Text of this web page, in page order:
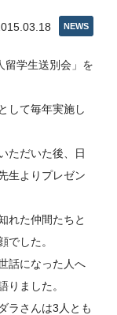
NEWS
留学生送別会」を
して毎年実施し
ただいた後、日
生よりプレゼン
れた仲間たちと
でした。
話になった人へ
りました。
ラさんは3人とも